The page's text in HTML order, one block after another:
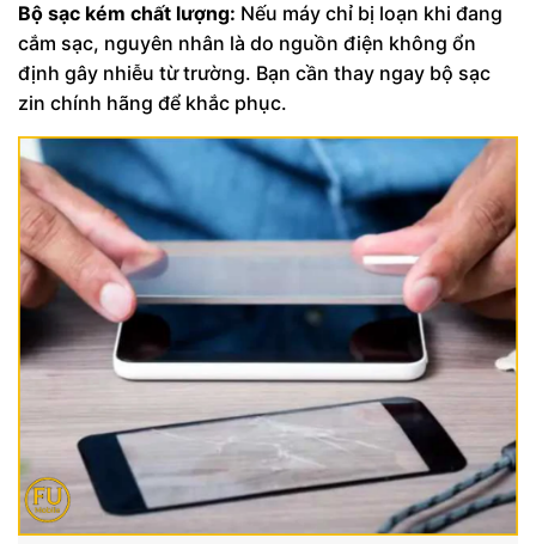
Bộ sạc kém chất lượng: Nếu máy chỉ bị loạn khi đang
cắm sạc, nguyên nhân là do nguồn điện không ổn
định gây nhiễu từ trường. Bạn cần thay ngay bộ sạc
zin chính hãng để khắc phục.